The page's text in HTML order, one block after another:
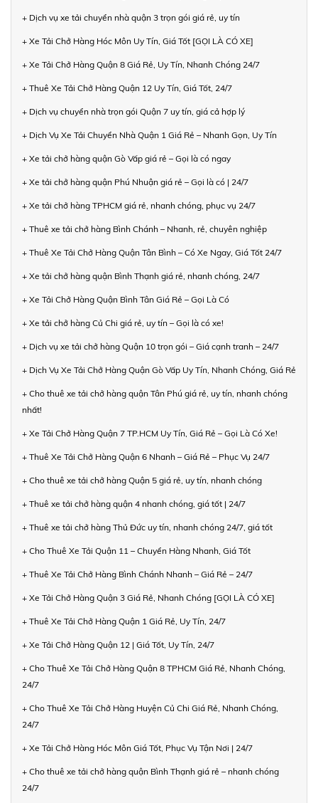
+ Dịch vụ xe tải chuyển nhà quận 3 trọn gói giá rẻ, uy tín
+ Xe Tải Chở Hàng Hóc Môn Uy Tín, Giá Tốt [GỌI LÀ CÓ XE]
+ Xe Tải Chở Hàng Quận 8 Giá Rẻ, Uy Tín, Nhanh Chóng 24/7
+ Thuê Xe Tải Chở Hàng Quận 12 Uy Tín, Giá Tốt, 24/7
+ Dịch vụ chuyển nhà trọn gói Quận 7 uy tín, giá cả hợp lý
+ Dịch Vụ Xe Tải Chuyển Nhà Quận 1 Giá Rẻ – Nhanh Gọn, Uy Tín
+ Xe tải chở hàng quận Gò Vấp giá rẻ – Gọi là có ngay
+ Xe tải chở hàng quận Phú Nhuận giá rẻ – Gọi là có | 24/7
+ Xe tải chở hàng TPHCM giá rẻ, nhanh chóng, phục vụ 24/7
+ Thuê xe tải chở hàng Bình Chánh – Nhanh, rẻ, chuyên nghiệp
+ Thuê Xe Tải Chở Hàng Quận Tân Bình – Có Xe Ngay, Giá Tốt 24/7
+ Xe tải chở hàng quận Bình Thạnh giá rẻ, nhanh chóng, 24/7
+ Xe Tải Chở Hàng Quận Bình Tân Giá Rẻ – Gọi Là Có
+ Xe tải chở hàng Củ Chi giá rẻ, uy tín – Gọi là có xe!
+ Dịch vụ xe tải chở hàng Quận 10 trọn gói – Giá cạnh tranh – 24/7
+ Dịch Vụ Xe Tải Chở Hàng Quận Gò Vấp Uy Tín, Nhanh Chóng, Giá Rẻ
+ Cho thuê xe tải chở hàng quận Tân Phú giá rẻ, uy tín, nhanh chóng
nhất!
+ Xe Tải Chở Hàng Quận 7 TP.HCM Uy Tín, Giá Rẻ – Gọi Là Có Xe!
+ Thuê Xe Tải Chở Hàng Quận 6 Nhanh – Giá Rẻ – Phục Vụ 24/7
+ Cho thuê xe tải chở hàng Quận 5 giá rẻ, uy tín, nhanh chóng
+ Thuê xe tải chở hàng quận 4 nhanh chóng, giá tốt | 24/7
+ Thuê xe tải chở hàng Thủ Đức uy tín, nhanh chóng 24/7, giá tốt
+ Cho Thuê Xe Tải Quận 11 – Chuyển Hàng Nhanh, Giá Tốt
+ Thuê Xe Tải Chở Hàng Bình Chánh Nhanh – Giá Rẻ – 24/7
+ Xe Tải Chở Hàng Quận 3 Giá Rẻ, Nhanh Chóng [GỌI LÀ CÓ XE]
+ Thuê Xe Tải Chở Hàng Quận 1 Giá Rẻ, Uy Tín, 24/7
+ Xe Tải Chở Hàng Quận 12 | Giá Tốt, Uy Tín, 24/7
+ Cho Thuê Xe Tải Chở Hàng Quận 8 TPHCM Giá Rẻ, Nhanh Chóng,
24/7
+ Cho Thuê Xe Tải Chở Hàng Huyện Củ Chi Giá Rẻ, Nhanh Chóng,
24/7
+ Xe Tải Chở Hàng Hóc Môn Giá Tốt, Phục Vụ Tận Nơi | 24/7
+ Cho thuê xe tải chở hàng quận Bình Thạnh giá rẻ – nhanh chóng
24/7